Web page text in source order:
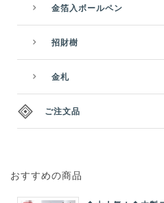
金箔入ボールペン
招財樹
金札
ご注文品
おすすめの商品